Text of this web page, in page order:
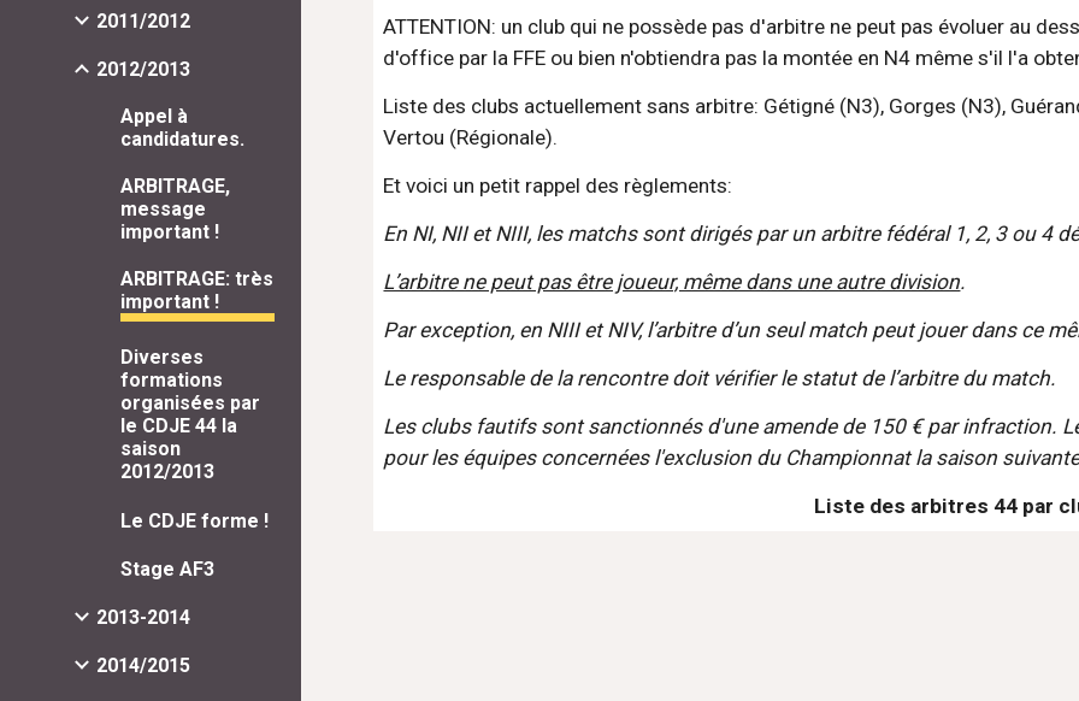
2011/2012
2012/2013
Appel à
candidatures.
ARBITRAGE,
message
important !
ARBITRAGE: très
important !
Diverses
formations
organisées par
le CDJE 44 la
saison
2012/2013
Le CDJE forme !
Stage AF3
2013-2014
2014/2015
ATTENTION: un club qui ne possède pas d'arbitre ne peut pas évoluer au
d'office par la FFE ou bien n'obtiendra pas la montée en N4 même s'il l'a
Liste des clubs actuellement sans arbitre: Gétigné (N3), Gorges (N3),
Vertou (Régionale).
Et voici un petit rappel des règlements:
En NI, NII et NIII, les matchs sont dirigés par un arbitre fédéral 1, 2, 3 ou 4
L’arbitre ne peut pas être joueur, même dans une autre division.
Par exception, en NIII et NIV, l’arbitre d’un seul match peut jouer dans ce
Le responsable de la rencontre doit vérifier le statut de l’arbitre du match.
Les clubs fautifs sont sanctionnés d'une amende de 150 € par infraction.
pour les équipes concernées l'exclusion du Championnat la saison
Liste des arbitres 44 par